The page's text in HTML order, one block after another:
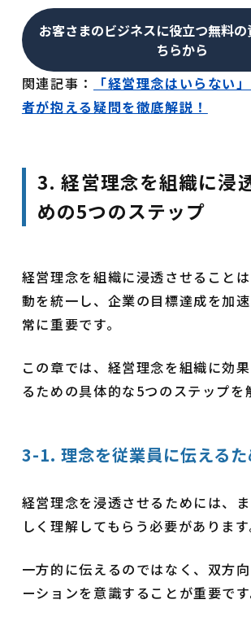
お客さまのビジネスに役立つ無料の
ちらから
関連記事：
「経営理念はいらない
者が抱える疑問を徹底解説！
3. 経営理念を組織に浸
めの5つのステップ
経営理念を組織に浸透させること
動を統一し、企業の目標達成を加
常に重要です。
この章では、経営理念を組織に効
るための具体的な5つのステップを
3-1. 理念を従業員に伝える
経営理念を浸透させるためには、
しく理解してもらう必要があります
一方的に伝えるのではなく、双方
ーションを意識することが重要です